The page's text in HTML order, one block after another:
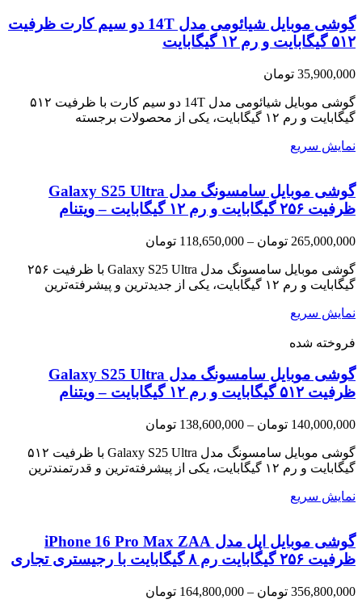
گوشی موبایل شیائومی مدل 14T دو سیم کارت ظرفیت
۵۱۲ گیگابایت و رم ۱۲ گیگابایت
35,900,000 تومان
گوشی موبایل شیائومی مدل 14T دو سیم کارت با ظرفیت ۵۱۲
گیگابایت و رم ۱۲ گیگابایت، یکی از محصولات برجسته
نمایش سریع
گوشی موبایل سامسونگ مدل Galaxy S25 Ultra
ظرفیت ۲۵۶ گیگابایت و رم ۱۲ گیگابایت – ویتنام
265,000,000 تومان –
118,650,000 تومان
118,650,000 تومان
through
گوشی موبایل سامسونگ مدل Galaxy S25 Ultra با ظرفیت ۲۵۶
گیگابایت و رم ۱۲ گیگابایت، یکی از جدیدترین و پیشرفته‌ترین
نمایش سریع
فروخته شده
گوشی موبایل سامسونگ مدل Galaxy S25 Ultra
ظرفیت ۵۱۲ گیگابایت و رم ۱۲ گیگابایت – ویتنام
140,000,000 تومان –
138,600,000 تومان
138,600,000 تومان
through
گوشی موبایل سامسونگ مدل Galaxy S25 Ultra با ظرفیت ۵۱۲
گیگابایت و رم ۱۲ گیگابایت، یکی از پیشرفته‌ترین و قدرتمندترین
نمایش سریع
گوشی موبایل اپل مدل iPhone 16 Pro Max ZAA
ظرفیت ۲۵۶ گیگابایت رم ۸ گیگابایت با رجیستری تجاری
356,800,000 تومان –
164,800,000 تومان